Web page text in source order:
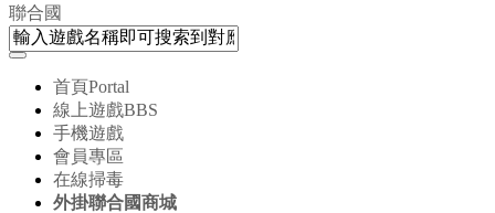
聯合國
首頁Portal
線上遊戲BBS
手機遊戲
會員專區
在線掃毒
外掛聯合國商城